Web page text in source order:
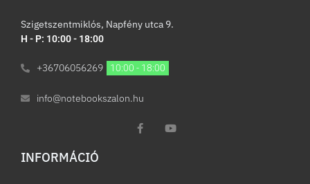
Szigetszentmiklós, Napfény utca 9.
H - P: 10:00 - 18:00
+36706056269 10:00 - 18:00
info@notebookszalon.hu
INFORMÁCIÓ​